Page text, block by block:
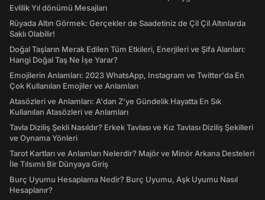
Evlilik Yıl dönümü Mesajları
Rüyada Altın Görmek: Gerçekler de Saadetiniz de Çil Çil Altınlarda
Saklı Olabilir!
Doğal Taşların Merak Edilen Tüm Etkileri, Enerjileri ve Şifa Alanları:
Hangi Doğal Taş Ne İşe Yarar?
Emojilerin Anlamları: 2023 WhatsApp, Instagram ve Twitter'da En
Çok Kullanılan Emojiler ve Anlamları
Atasözleri ve Anlamları: A'dan Z'ye Gündelik Hayatta En Sık
Kullanılan Atasözleri ve Anlamları
Tavla Diziliş Şekli Nasıldır? Erkek Tavlası ve Kız Tavlası Diziliş Şekilleri
ve Oynama Yönleri
Tarot Kartları ve Anlamları Nelerdir? Majör ve Minör Arkana Desteleri
İle Tılsımlı Bir Dünyaya Giriş
Burç Uyumu Hesaplama Nedir? Burç Uyumu, Aşk Uyumu Nasıl
Hesaplanır?